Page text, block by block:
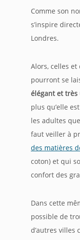
Comme son
s’inspire
Londres.
Alors, celles
pourront se
élégant et très
plus qu’elle
les adultes
faut veiller à
des matières
coton) et qui
confort des
Dans cette
possible de
d’autres villes